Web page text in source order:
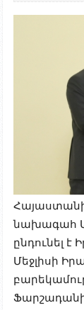
նախագահ
ընդունել
Մեջլիսի